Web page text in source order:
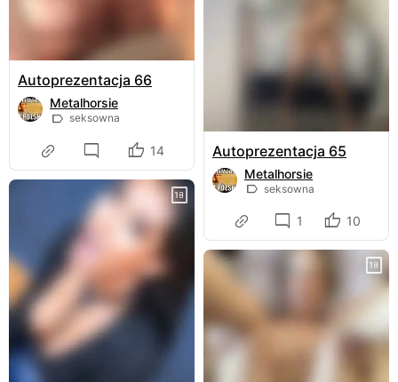
Autoprezentacja 66
Metalhorsie
seksowna
14 Autoprezentacja 65
Metalhorsie
seksowna
1 10